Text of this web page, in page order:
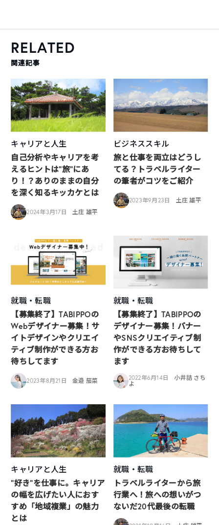
RELATED
関連記事
キャリアと人生
自己分析やキャリアを考
えるヒントは”旅”にあ
り！？ありのままの自分
を深く知るキッカケとは
2024年3月17日 土庄 雄平
ビジネススキル
旅と仕事を両立はどうし
てる？トラベルライター
の筆者がコツをご紹介
2023年9月23日 土庄 雄平
就職・転職
【募集終了】TABIPPOの
Webデザイナー募集！サ
イトデザインやクリエイ
ティブ制作ができる方お
待ちしてます
2023年8月21日 金邉 茄菜
就職・転職
【募集終了】TABIPPOの
デザイナー募集！バナー
やSNSクリエイティブ制
作ができる方お待ちして
ます
2022年6月14日
小井詰 さち
よ
キャリアと人生
“好き”を仕事に。キャリア
の幅を広げたい人におす
すめ「地域複業」の魅力
とは
就職・転職
トラベルライターから旅
行業へ！旅への想いがつ
ないだ20代最後の転職